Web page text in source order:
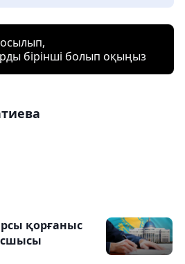
бірінші болып оқыңыз
қорғаныс